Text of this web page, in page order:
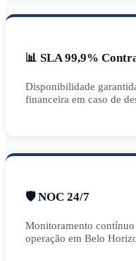
📊 SLA 99,9%
Disponibilidade
financeira em caso de
🛡️ NOC 24/7
Monitoramento
operação em Belo